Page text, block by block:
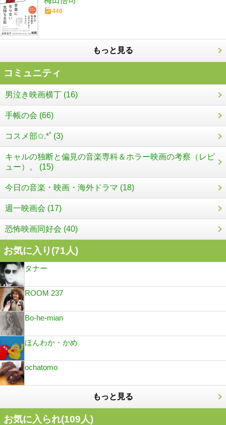
446
もっと見る
コミュニティ
男泣き映画横丁 (16)
手帳の会 (66)
コスメ部✩.*˚ (3)
キャルの独断と偏見の音楽専科＆ホラー映画の考察（レビ
ュー）。 (15)
今日の音楽・映画・海外ドラマ (18)
週一映画会 (17)
恐怖映画同好会 (40)
お気に入り(71人)
タナー
ROOM 237
Bo-he-mian
ほんわか・かめ
ochatomo
もっと見る
お気に入られ(109人)